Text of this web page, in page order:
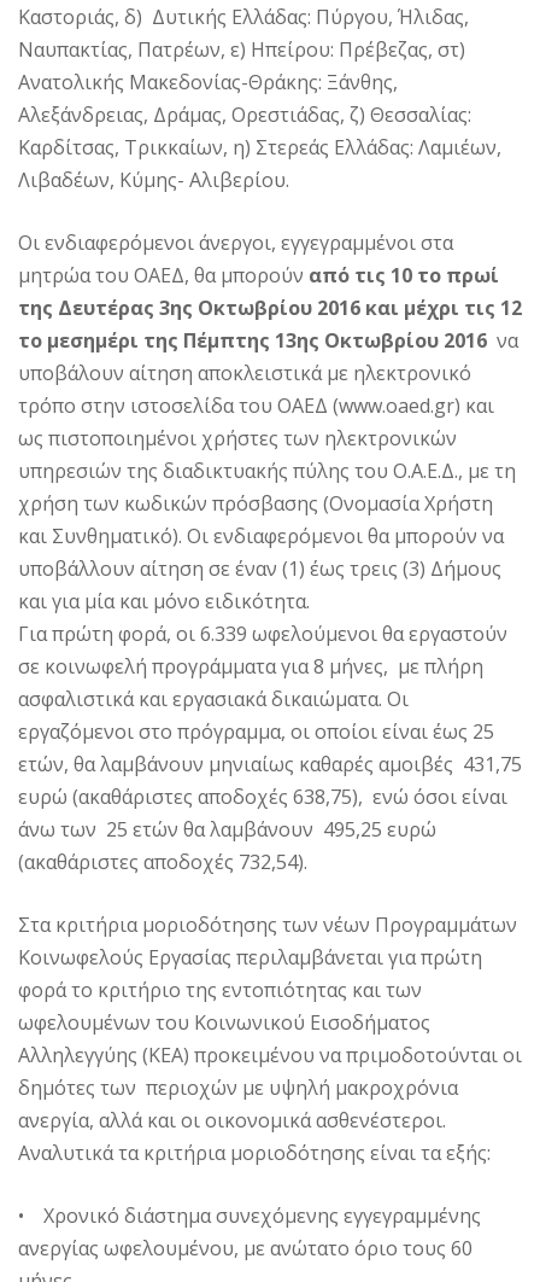
Καστοριάς, δ) Δυτικής Ελλάδας: Πύργου, Ήλιδας,
Ναυπακτίας, Πατρέων, ε) Ηπείρου: Πρέβεζας, στ)
Ανατολικής Μακεδονίας-Θράκης: Ξάνθης,
Αλεξάνδρειας, Δράμας, Ορεστιάδας, ζ) Θεσσαλίας:
Καρδίτσας, Τρικκαίων, η) Στερεάς Ελλάδας: Λαμιέων,
Λιβαδέων, Κύμης- Αλιβερίου.
Οι ενδιαφερόμενοι άνεργοι, εγγεγραμμένοι στα
μητρώα του ΟΑΕΔ, θα μπορούν από τις 10 το πρωί
της Δευτέρας 3ης Οκτωβρίου 2016 και μέχρι τις 12
το μεσημέρι της Πέμπτης 13ης Οκτωβρίου 2016 να
υποβάλουν αίτηση αποκλειστικά με ηλεκτρονικό
τρόπο στην ιστοσελίδα του ΟΑΕΔ (www.oaed.gr) και
ως πιστοποιημένοι χρήστες των ηλεκτρονικών
υπηρεσιών της διαδικτυακής πύλης του Ο.Α.Ε.Δ., με τη
χρήση των κωδικών πρόσβασης (Ονομασία Χρήστη
και Συνθηματικό). Οι ενδιαφερόμενοι θα μπορούν να
υποβάλλουν αίτηση σε έναν (1) έως τρεις (3) Δήμους
και για μία και μόνο ειδικότητα.
Για πρώτη φορά, οι 6.339 ωφελούμενοι θα εργαστούν
σε κοινωφελή προγράμματα για 8 μήνες, με πλήρη
ασφαλιστικά και εργασιακά δικαιώματα. Οι
εργαζόμενοι στο πρόγραμμα, οι οποίοι είναι έως 25
ετών, θα λαμβάνουν μηνιαίως καθαρές αμοιβές 431,75
ευρώ (ακαθάριστες αποδοχές 638,75), ενώ όσοι είναι
άνω των 25 ετών θα λαμβάνουν 495,25 ευρώ
(ακαθάριστες αποδοχές 732,54).
Στα κριτήρια μοριοδότησης των νέων Προγραμμάτων
Κοινωφελούς Εργασίας περιλαμβάνεται για πρώτη
φορά το κριτήριο της εντοπιότητας και των
ωφελουμένων του Κοινωνικού Εισοδήματος
Αλληλεγγύης (ΚΕΑ) προκειμένου να πριμοδοτούνται οι
δημότες των περιοχών με υψηλή μακροχρόνια
ανεργία, αλλά και οι οικονομικά ασθενέστεροι.
Αναλυτικά τα κριτήρια μοριοδότησης είναι τα εξής:
• Χρονικό διάστημα συνεχόμενης εγγεγραμμένης
ανεργίας ωφελουμένου, με ανώτατο όριο τους 60